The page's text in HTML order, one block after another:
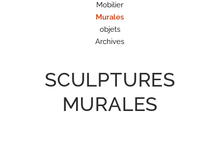
Mobilier
Murales
objets
Archives
SCULPTURES
MURALES